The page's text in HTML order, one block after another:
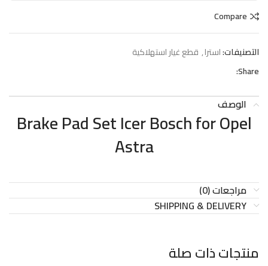
Compare
التصنيفات:استرا, قطع غيار استهلاكية
Share:
الوصف
Brake Pad Set Icer Bosch for Opel
Astra
مراجعات (0)
SHIPPING & DELIVERY
منتجات ذات صلة